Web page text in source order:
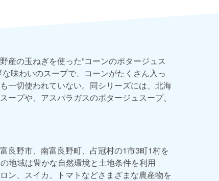
産の玉ねぎを使った”コーンのポタージュス
味わいのスープで、コーンがたくさん入っ
一切使われていない。同シリーズには、北海
プや、アスパラガスのポタージュスープ、
良野市、南富良野町、占冠村の1市3町1村を
地域は豊かな自然環境と土地条件を利用
ン、スイカ、トマトなどさまざまな農産物を